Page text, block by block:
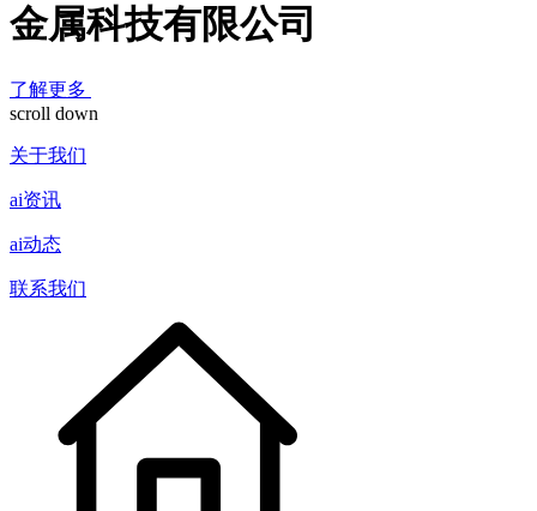
金属科技有限公司
了解更多
scroll down
关于我们
ai资讯
ai动态
联系我们